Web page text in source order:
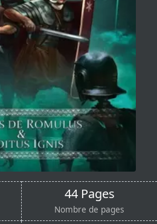
44 Pages
Nombre de pages